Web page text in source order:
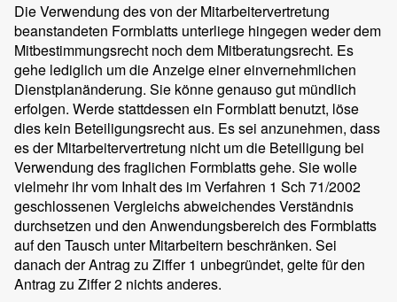
Die Verwendung des von der Mitarbeitervertretung
beanstandeten Formblatts unterliege hingegen weder dem
Mitbestimmungsrecht noch dem Mitberatungsrecht. Es
gehe lediglich um die Anzeige einer einvernehmlichen
Dienstplanänderung. Sie könne genauso gut mündlich
erfolgen. Werde stattdessen ein Formblatt benutzt, löse
dies kein Beteiligungsrecht aus. Es sei anzunehmen, dass
es der Mitarbeitervertretung nicht um die Beteiligung bei
Verwendung des fraglichen Formblatts gehe. Sie wolle
vielmehr ihr vom Inhalt des im Verfahren 1 Sch 71/2002
geschlossenen Vergleichs abweichendes Verständnis
durchsetzen und den Anwendungsbereich des Formblatts
auf den Tausch unter Mitarbeitern beschränken. Sei
danach der Antrag zu Ziffer 1 unbegründet, gelte für den
Antrag zu Ziffer 2 nichts anderes.